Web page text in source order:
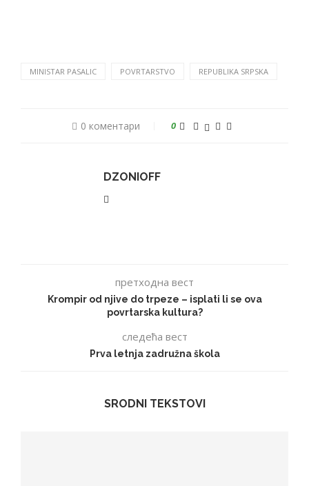
MINISTAR PASALIC POVRTARSTVO REPUBLIKA SRPSKA
0 коментари 0
DZONIOFF
претходна вест
Krompir od njive do trpeze – isplati li se ova
povrtarska kultura?
следећа вест
Prva letnja zadružna škola
SRODNI TEKSTOVI